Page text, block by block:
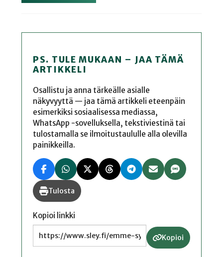
PS. TULE MUKAAN – JAA TÄMÄ
ARTIKKELI
Osallistu ja anna tärkeälle asialle
näkyvyyttä — jaa tämä artikkeli eteenpäin
esimerkiksi sosiaalisessa mediassa,
WhatsApp -sovelluksella, tekstiviestinä tai
tulostamalla se ilmoitustaululle alla olevilla
painikkeilla.
Tulosta
Kopioi linkki
Kopioi